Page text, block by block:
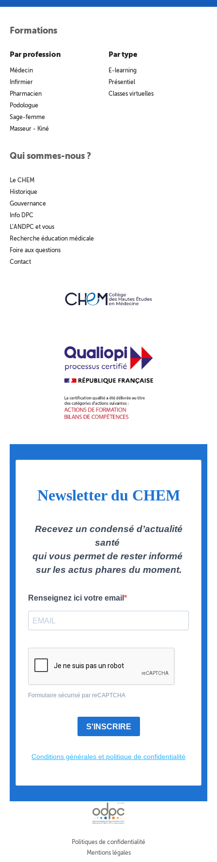
Formations
Par profession
Médecin
Infirmier
Pharmacien
Podologue
Sage-femme
Masseur - Kiné
Par type
E-learning
Présentiel
Classes virtuelles
Qui sommes-nous ?
Le CHEM
Historique
Gouvernance
Info DPC
L’ANDPC et vous
Recherche éducation médicale
Foire aux questions
Contact
Newsletter du CHEM
Recevez un condensé d’actualité
santé
qui vous permet de rester informé
sur les actus phares du moment.
Renseignez ici votre email
Formulaire sécurisé par reCAPTCHA
S'INSCRIRE
Conditions générales et politique de confidentialité
Politiques de confidentialité
Mentions légales